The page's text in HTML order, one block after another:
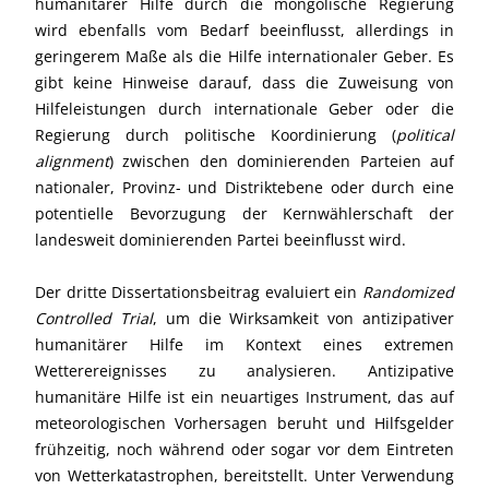
wird ebenfalls vom Bedarf beeinflusst, allerdings in
geringerem Maße als die Hilfe internationaler Geber. Es
gibt keine Hinweise darauf, dass die Zuweisung von
Hilfeleistungen durch internationale Geber oder die
Regierung durch politische Koordinierung (political
alignment) zwischen den dominierenden Parteien auf
nationaler, Provinz- und Distriktebene oder durch eine
potentielle Bevorzugung der Kernwählerschaft der
landesweit dominierenden Partei beeinflusst wird.
Der dritte Dissertationsbeitrag evaluiert ein Randomized
Controlled Trial, um die Wirksamkeit von antizipativer
humanitärer Hilfe im Kontext eines extremen
Wetterereignisses zu analysieren. Antizipative
humanitäre Hilfe ist ein neuartiges Instrument, das auf
meteorologischen Vorhersagen beruht und Hilfsgelder
frühzeitig, noch während oder sogar vor dem Eintreten
von Wetterkatastrophen, bereitstellt. Unter Verwendung